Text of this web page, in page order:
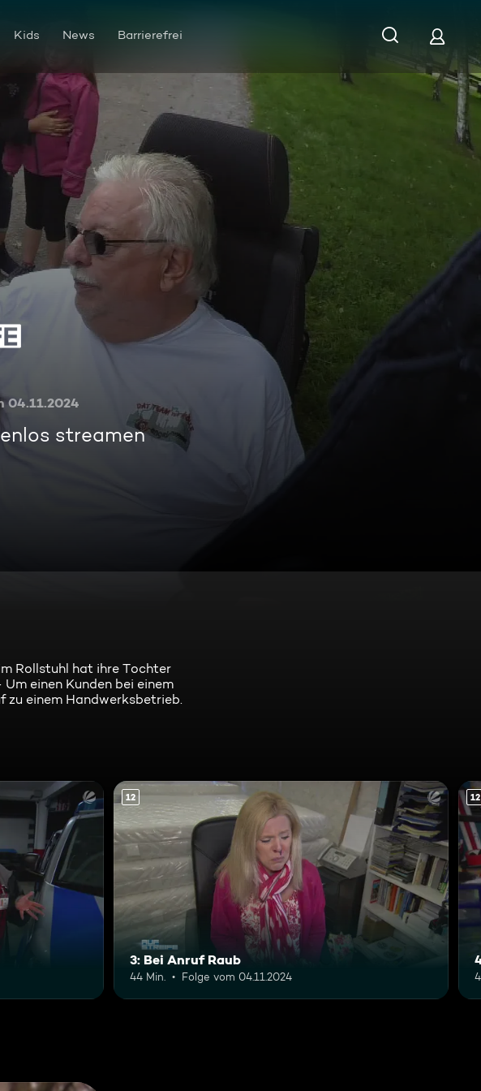
Kids News Barrierefrei
04.11.2024
streamen
Rollstuhl hat ihre Tochter
einen Kunden bei einem
einem Handwerksbetrieb.
12
3: Bei Anruf Raub
44 Min. Folge vom 04.11.2024
12